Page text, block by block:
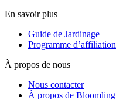
En savoir plus
Guide de Jardinage
Programme d’affiliation
À propos de nous
Nous contacter
À propos de Bloomling